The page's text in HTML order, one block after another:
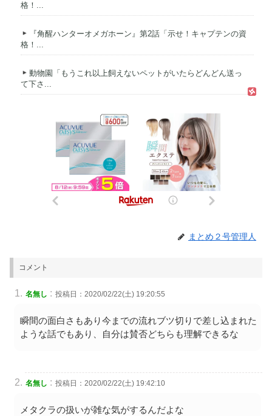
格！...
『角醒ハンターオメガホーン』第2話「示せ！キャプテンの資
格！...
動物園「もうこれ以上飼えないペットがいたらどんどん送っ
て下さ...
まとめ２号管理人
コメント
名無し : 投稿日：2020/02/22(土) 19:20:55
瞬間の面白さもあり今までの流れブツ切りで差し込まれた
ような話でもあり、自分は賛否どちらも理解できるな
名無し : 投稿日：2020/02/22(土) 19:42:10
メタクラの扱いが雑な気がするんだよな